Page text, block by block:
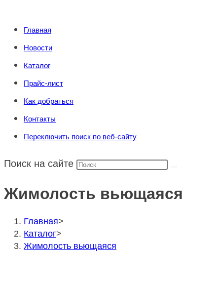
Главная
Новости
Каталог
Прайс-лист
Как добраться
Контакты
Переключить поиск по веб-сайту
Поиск на сайте
Жимолость вьющаяся
Главная>
Каталог>
Жимолость вьющаяся